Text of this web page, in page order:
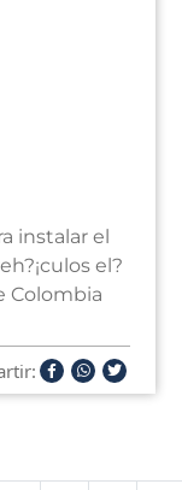
instalar el
el?
Colombia